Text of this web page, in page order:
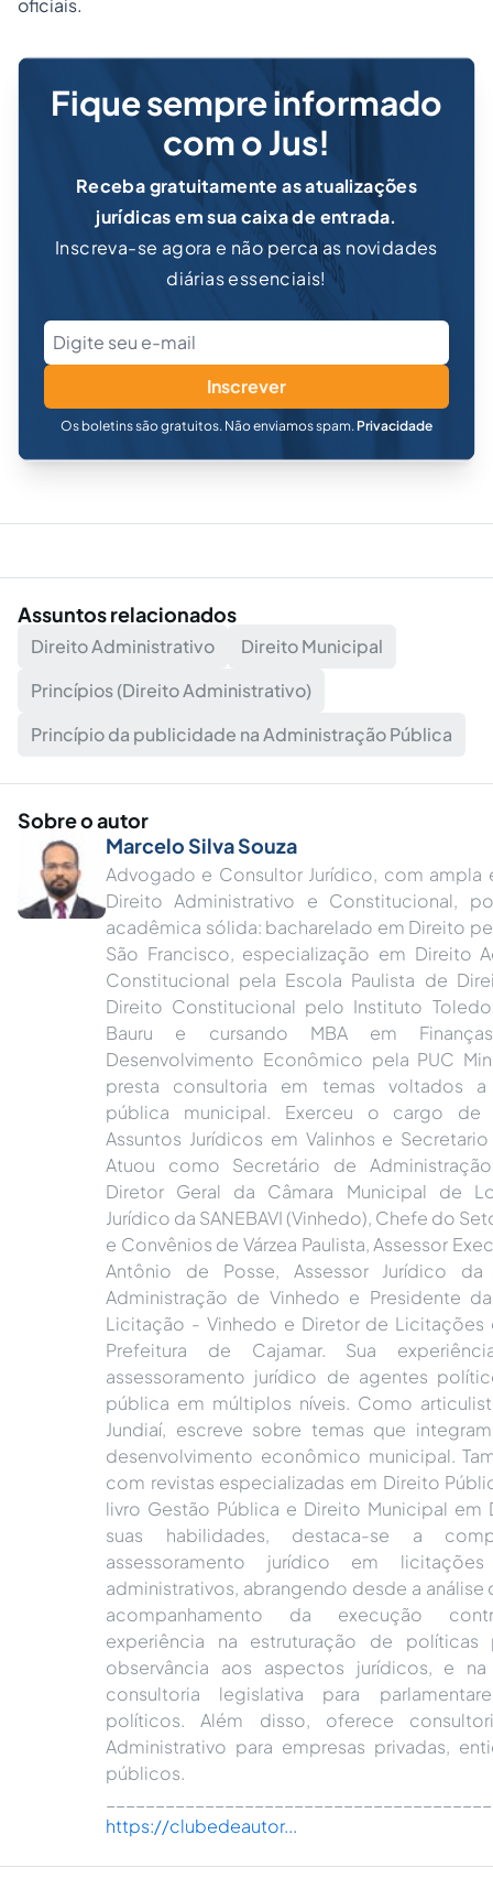
oficiais.
Fique sempre informado
com o Jus!
Receba gratuitamente as atualizações
jurídicas em sua caixa de entrada.
Inscreva-se agora e não perca as novidades
diárias essenciais!
Inscrever
Os boletins são gratuitos. Não enviamos spam. Privacidade
Assuntos relacionados
Direito Administrativo
Direito Municipal
Princípios (Direito Administrativo)
Princípio da publicidade na Administração Pública
Sobre o autor
Marcelo Silva Souza
Advogado e Consultor Jurídico, com ampla
Direito Administrativo e Constitucional,
acadêmica sólida: bacharelado em Direito
São Francisco, especialização em Direito
Constitucional pela Escola Paulista de
Direito Constitucional pelo Instituto
Bauru e cursando MBA em
Desenvolvimento Econômico pela PUC
presta consultoria em temas voltados a
pública municipal. Exerceu o cargo de
Assuntos Jurídicos em Valinhos e
Atuou como Secretário de
Diretor Geral da Câmara Municipal de
Jurídico da SANEBAVI (Vinhedo), Chefe do
e Convênios de Várzea Paulista, Assessor
Antônio de Posse, Assessor Jurídico
Administração de Vinhedo e Presidente
Licitação - Vinhedo e Diretor de Licitações
Prefeitura de Cajamar. Sua
assessoramento jurídico de agentes
pública em múltiplos níveis. Como
Jundiaí, escreve sobre temas que
desenvolvimento econômico municipal.
com revistas especializadas em Direito
livro Gestão Pública e Direito Municipal em
suas habilidades, destaca-se a
assessoramento jurídico em
administrativos, abrangendo desde a análise
acompanhamento da execução
experiência na estruturação de políticas
observância aos aspectos jurídicos, e
consultoria legislativa para
políticos. Além disso, oferece
Administrativo para empresas privadas,
públicos.
https://clubedeautor...